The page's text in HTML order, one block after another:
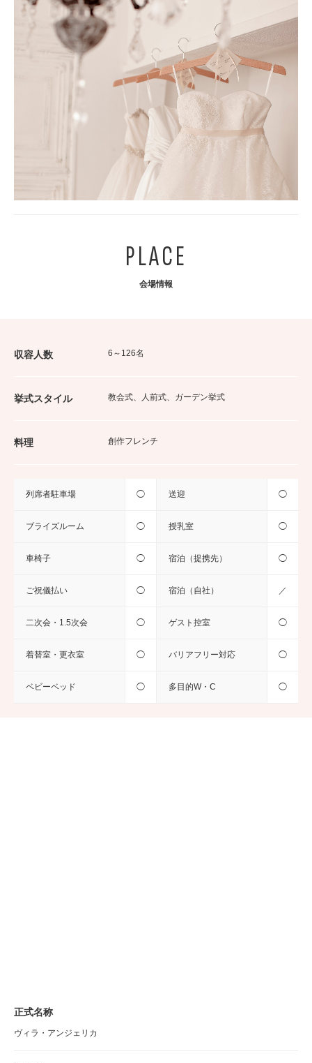
PLACE
会場情報
収容人数 6～126名
挙式スタイル 教会式、人前式、ガーデン挙式
料理 創作フレンチ
列席者駐車場 ◯ 送迎 ◯
ブライズルーム ◯ 授乳室 ◯
車椅子 ◯ 宿泊（提携先） ◯
ご祝儀払い ◯ 宿泊（自社） ／
二次会・1.5次会 ◯ ゲスト控室 ◯
着替室・更衣室 ◯ バリアフリー対応 ◯
ベビーベッド ◯ 多目的W・C ◯
正式名称
ヴィラ・アンジェリカ